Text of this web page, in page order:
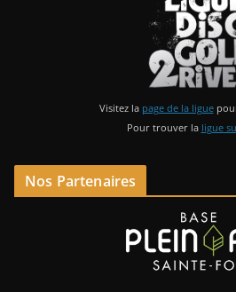
Visitez la page de la ligue
Pour trouver la ligue
Nos Partenaires